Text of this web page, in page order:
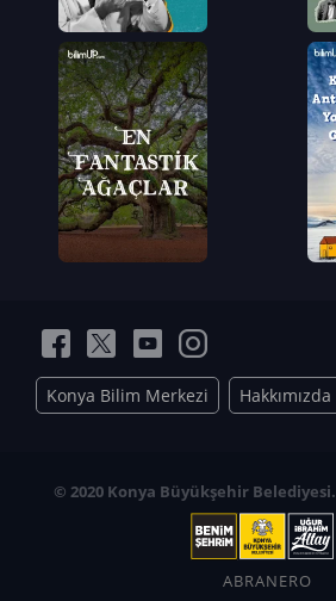
Konya Bilim Merkezi Hakkımızda
© 2020 Konya Büyükşehir Belediyesi.
ABRANERO